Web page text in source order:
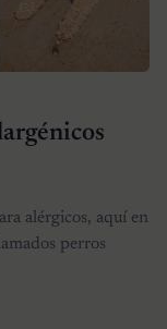
alérgicos, aquí en
perros